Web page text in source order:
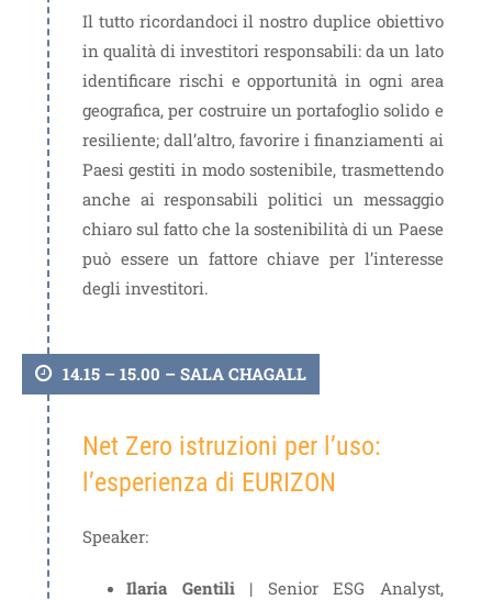
Il tutto ricordandoci il nostro duplice obiettivo
in qualità di investitori responsabili: da un lato
identificare rischi e opportunità in ogni area
geografica, per costruire un portafoglio solido e
resiliente; dall’altro, favorire i finanziamenti ai
Paesi gestiti in modo sostenibile, trasmettendo
anche ai responsabili politici un messaggio
chiaro sul fatto che la sostenibilità di un Paese
può essere un fattore chiave per l’interesse
degli investitori.
14.15 – 15.00 – SALA CHAGALL
Net Zero istruzioni per l’uso:
l’esperienza di EURIZON
Speaker:
Ilaria Gentili | Senior ESG Analyst,